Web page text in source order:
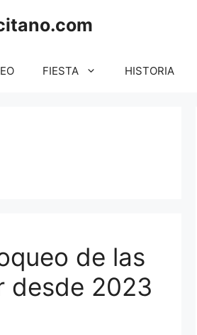
FIESTA HISTORIA
de las
desde 2023